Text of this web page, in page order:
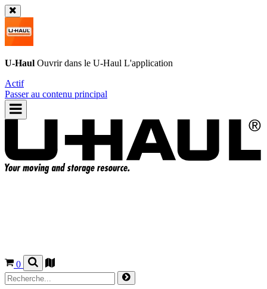
U-Haul Ouvrir dans le U-Haul L'application
Actif
Passer au contenu principal
0